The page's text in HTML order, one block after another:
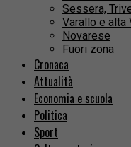
Sessera,
Varallo e alta
Novarese
Fuori zona
Cronaca
Attualità
Economia e scuola
Politica
Sport